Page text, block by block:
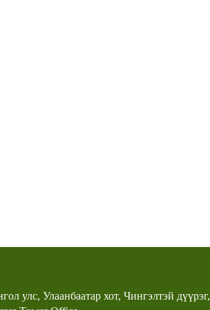
улс, Улаанбаатар хот, Чингэлтэй дүүрэг,